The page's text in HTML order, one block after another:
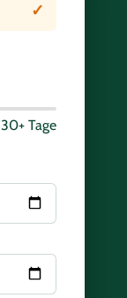
✓
30+ Tage